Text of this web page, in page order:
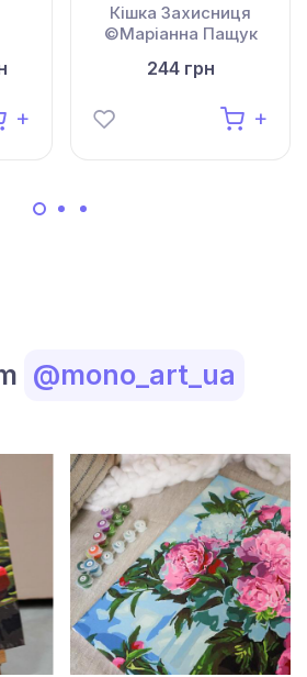
Кішка Захисниця
©Маріанна Пащук
244 грн
@mono_art_ua